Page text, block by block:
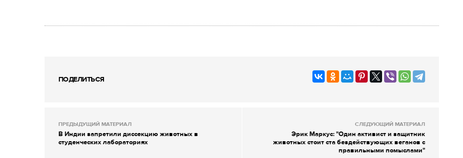
ПОДЕЛИТЬСЯ
ПРЕДЫДУЩИЙ МАТЕРИАЛ
В Индии запретили диссекцию животных в
студенческих лабораториях
СЛЕДУЮЩИЙ МАТЕРИАЛ
Эрик Маркус: "Один активист и защитник
животных стоит ста бездействующих веганов с
правильными помыслами"